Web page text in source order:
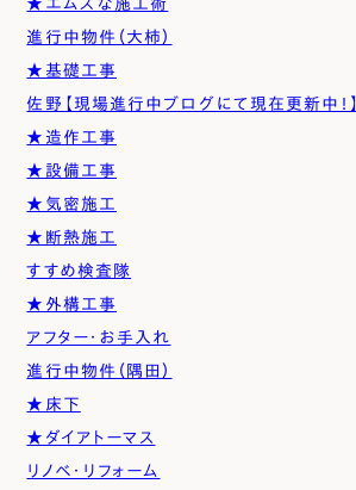
★エムズな施工術
進行中物件（大柿）
★基礎工事
佐野【現場進行中ブログにて現在更新中！】
★造作工事
★設備工事
★気密施工
★断熱施工
すすめ検査隊
★外構工事
アフター・お手入れ
進行中物件（隅田）
★床下
★ダイアトーマス
リノベ・リフォーム